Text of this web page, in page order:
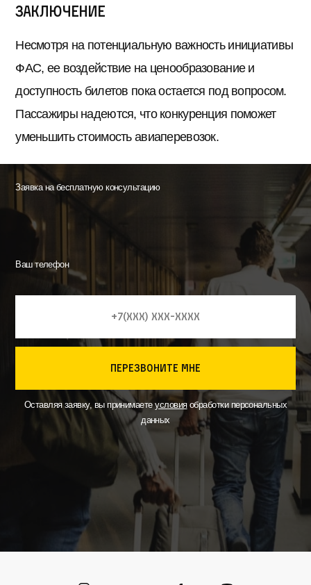
Заключение
Несмотря на потенциальную важность инициативы
ФАС, ее воздействие на ценообразование и
доступность билетов пока остается под вопросом.
Пассажиры надеются, что конкуренция поможет
уменьшить стоимость авиаперевозок.
Заявка на бесплатную консультацию
Ваш телефон
перезвоните мне
Оставляя заявку, вы принимаетеусловияобработки персональных
данных